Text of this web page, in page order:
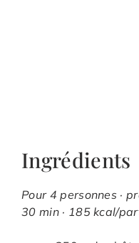
Ingrédients
Pour 4 personnes ·
30 min · 185 kcal/